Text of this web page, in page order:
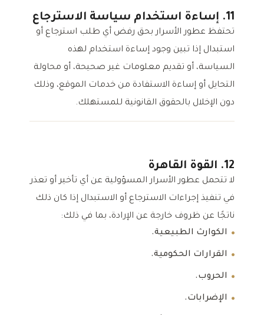
11. إساءة استخدام سياسة الاسترجاع
تحتفظ عطور الأسرار بحق رفض أي طلب استرجاع أو
استبدال إذا تبين وجود إساءة استخدام لهذه
السياسة، أو تقديم معلومات غير صحيحة، أو محاولة
التحايل أو إساءة الاستفادة من خدمات الموقع، وذلك
دون الإخلال بالحقوق القانونية للمستهلك.
12. القوة القاهرة
لا تتحمل عطور الأسرار المسؤولية عن أي تأخير أو تعذر
في تنفيذ إجراءات الاسترجاع أو الاستبدال إذا كان ذلك
ناتجًا عن ظروف خارجة عن الإرادة، بما في ذلك:
الكوارث الطبيعية.
القرارات الحكومية.
الحروب.
الإضرابات.